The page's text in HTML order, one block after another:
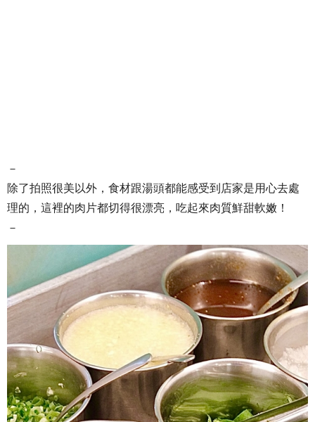
－
除了拍照很美以外，食材跟湯頭都能感受到店家是用心去處
理的，這裡的肉片都切得很漂亮，吃起來肉質鮮甜軟嫩！
－